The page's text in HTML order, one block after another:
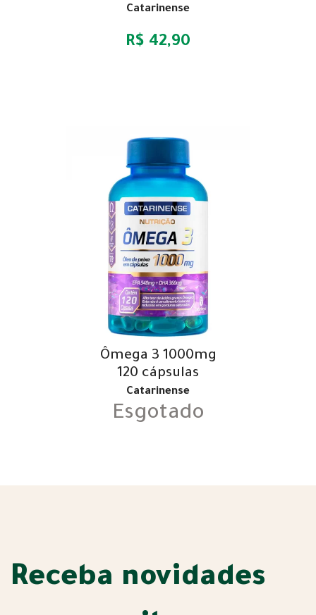
Catarinense
R$ 42,90
Ômega 3 1000mg
120 cápsulas
Catarinense
Esgotado
Receba novidades